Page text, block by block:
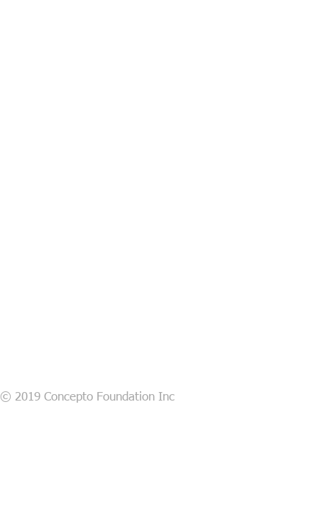
© 2019 Concepto Foundation Inc